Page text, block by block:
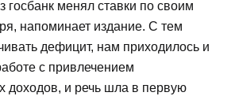
госбанк менял ставки по своим
напоминает издание. С тем
дефицит, нам приходилось и
с привлечением
доходов, и речь шла в первую